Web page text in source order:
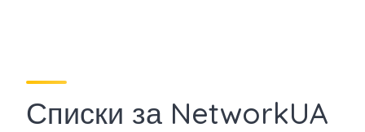
Списки за NetworkUA